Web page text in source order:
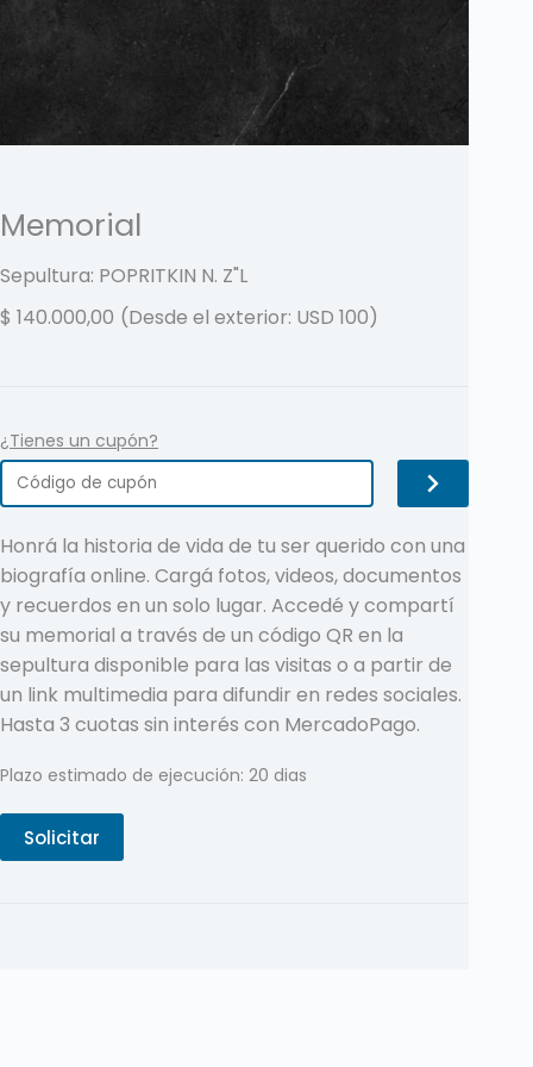
Memorial
Sepultura: POPRITKIN N. Z"L
$ 140.000,00 (Desde el exterior: USD 100)
¿Tienes un cupón?
Honrá la historia de vida de tu ser querido con una
biografía online. Cargá fotos, videos, documentos
y recuerdos en un solo lugar. Accedé y compartí
su memorial a través de un código QR en la
sepultura disponible para las visitas o a partir de
un link multimedia para difundir en redes sociales.
Hasta 3 cuotas sin interés con MercadoPago.
Plazo estimado de ejecución: 20 dias
Solicitar